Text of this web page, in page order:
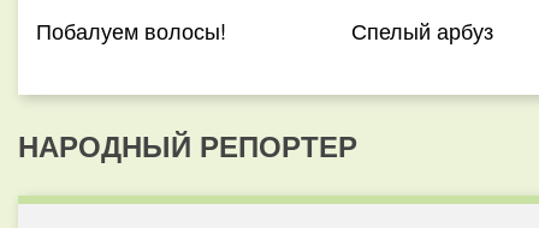
Побалуем волосы! Спелый арбуз
НАРОДНЫЙ РЕПОРТЕР